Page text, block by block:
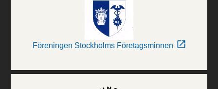
Föreningen Stockholms Företagsminnen